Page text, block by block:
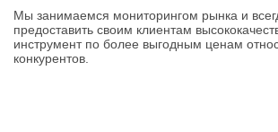
Мы занимаемся мониторингом рынка и
предоставить своим клиентам
инструмент по более выгодным ценам
конкурентов.